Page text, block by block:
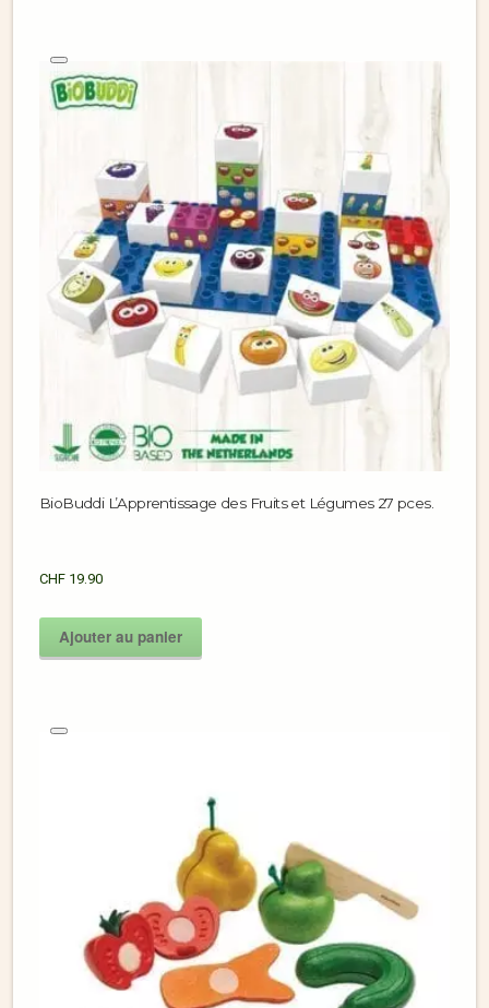
BioBuddi L’Apprentissage des Fruits et Légumes 27 pces.
CHF 19.90
Ajouter au panier